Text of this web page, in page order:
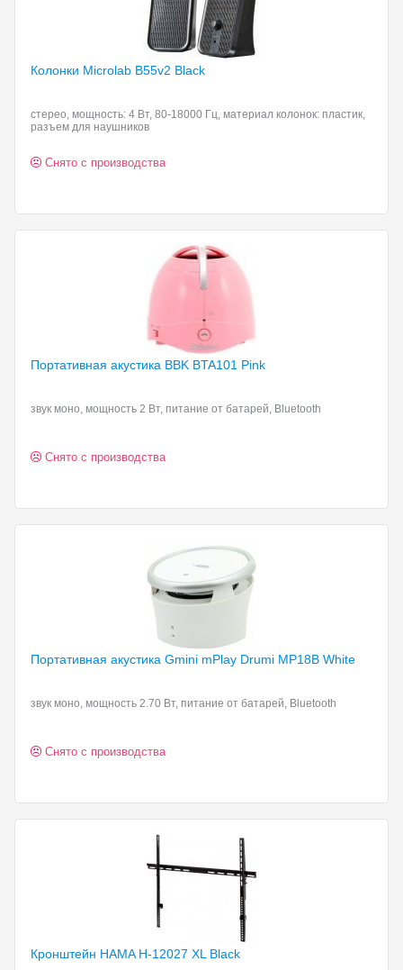
Колонки Microlab B55v2 Black
стерео, мощность: 4 Вт, 80-18000 Гц, материал колонок: пластик,
разъем для наушников
Снято с производства
Портативная акустика BBK BTA101 Pink
звук моно, мощность 2 Вт, питание от батарей, Bluetooth
Снято с производства
Портативная акустика Gmini mPlay Drumi MP18B White
звук моно, мощность 2.70 Вт, питание от батарей, Bluetooth
Снято с производства
Кронштейн HAMA H-12027 XL Black